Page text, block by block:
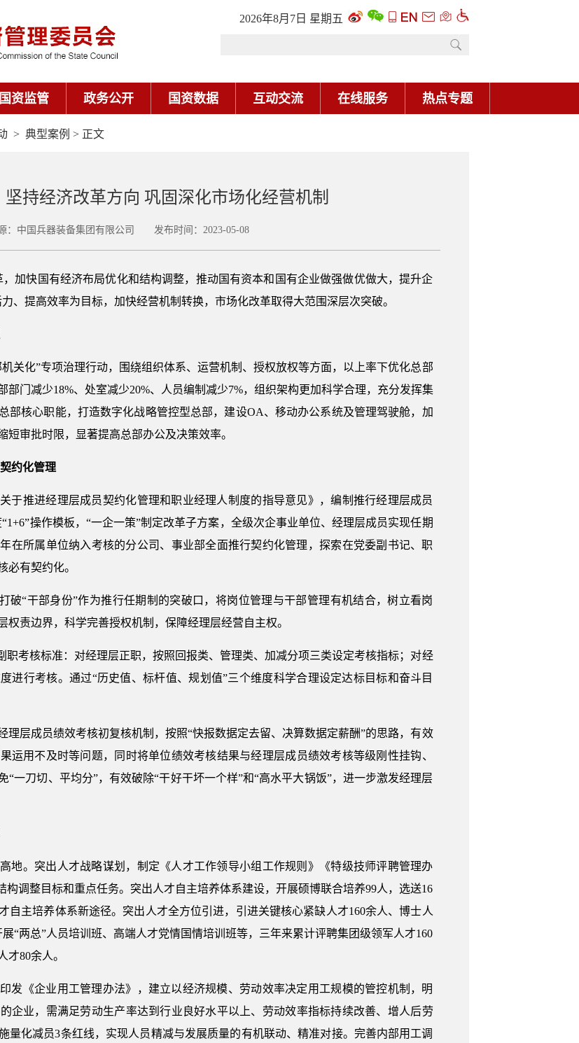
2026年8月7日 星期五
国资监管 政务公开 国资数据 互动交流 在线服务 热点专题
> 典型案例 > 正文
持经济改革方向 巩固深化市场化经营机制
：中国兵器装备集团有限公司 发布时间：2023-05-08
加快国有经济布局优化和结构调整，推动国有资本和国有企业做强做优做大，提升企
、提高效率为目标，加快经营机制转换，市场化改革取得大范围深层次突破。
关化”专项治理行动，围绕组织体系、运营机制、授权放权等方面，以上率下优化总部
门减少18%、处室减少20%、人员编制减少7%，组织架构更加科学合理，充分发挥集
部核心职能，打造数字化战略管控型总部，建设OA、移动办公系统及管理驾驶舱，加
审批时限，显著提高总部办公及决策效率。
约化管理
于推进经理层成员契约化管理和职业经理人制度的指导意见》，编制推行经理层成员
操作模板，“一企一策”制定改革子方案，全级次企事业单位、经理层成员实现任期
在所属单位纳入考核的分公司、事业部全面推行契约化管理，探索在党委副书记、职
必有契约化。
破“干部身份”作为推行任期制的突破口，将岗位管理与干部管理有机结合，树立看岗
责边界，科学完善授权机制，保障经理层经营自主权。
职考核标准：对经理层正职，按照回报类、管理类、加减分项三类设定考核指标；对经
进行考核。通过“历史值、标杆值、规划值”三个维度科学合理设定达标目标和奋斗目
理层成员绩效考核初复核机制，按照“快报数据定去留、决算数据定薪酬”的思路，有效
运用不及时等问题，同时将单位绩效考核结果与经理层成员绩效考核等级刚性挂钩、
一刀切、平均分”，有效破除“干好干坏一个样”和“高水平大锅饭”，进一步激发经理层
地。突出人才战略谋划，制定《人才工作领导小组工作规则》《特级技师评聘管理办
构调整目标和重点任务。突出人才自主培养体系建设，开展硕博联合培养99人，选送16
自主培养体系新途径。突出人才全方位引进，引进关键核心紧缺人才160余人、博士人
“两总”人员培训班、高端人才党情国情培训班等，三年来累计评聘集团级领军人才160
80余人。
发《企业用工管理办法》，建立以经济规模、劳动效率决定用工规模的管控机制，明
企业，需满足劳动生产率达到行业良好水平以上、劳动效率指标持续改善、增人后劳
量化减员3条红线，实现人员精减与发展质量的有机联动、精准对接。完善内部用工调